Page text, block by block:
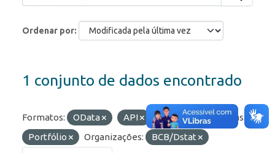
Ordenar por
1 conjunto de dados encontrado
Formatos: OData API HTML
Etiquetas:
Portfólio
Organizações: BCB/Dstat